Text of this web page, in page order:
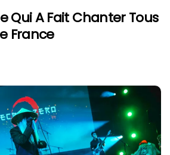
Qui A Fait Chanter Tous
France